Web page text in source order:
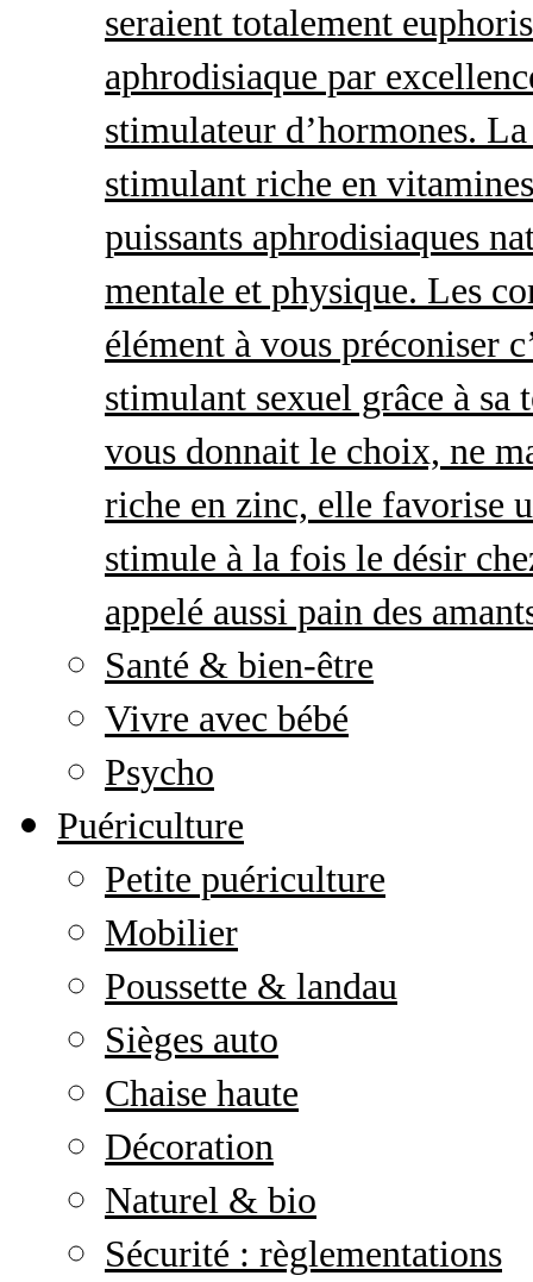
seraient totalement
aphrodisiaque par
stimulateur d’hormones.
stimulant riche en
puissants aphrodisiaques
mentale et physique. Les
élément à vous préconiser
stimulant sexuel grâce à sa
vous donnait le choix, ne
riche en zinc, elle favorise
stimule à la fois le désir
appelé aussi pain des
Santé & bien-être
Vivre avec bébé
Psycho
Puériculture
Petite puériculture
Mobilier
Poussette & landau
Sièges auto
Chaise haute
Décoration
Naturel & bio
Sécurité : règlementations